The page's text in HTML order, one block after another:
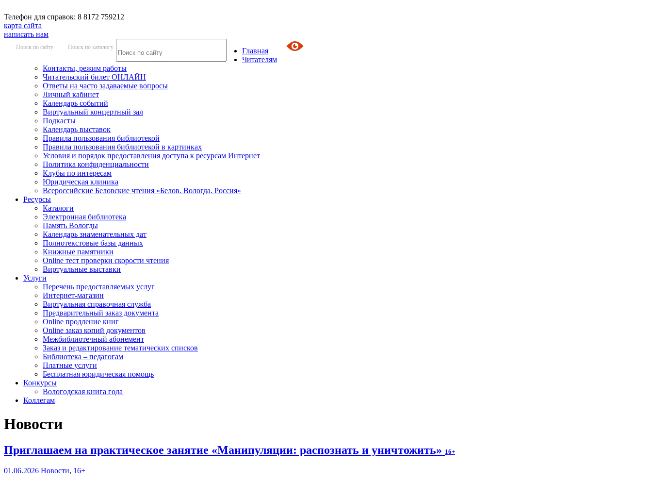
Телефон для справок: 8 8172 759212
карта сайта
написать нам
Поиск по сайту Поиск по каталогу
Главная
Читателям
Контакты, режим работы
Читательский билет ОНЛАЙН
Ответы на часто задаваемые вопросы
Личный кабинет
Календарь событий
Виртуальный концертный зал
Подкасты
Календарь выставок
Правила пользования библиотекой
Правила пользования библиотекой в картинках
Условия и порядок предоставления доступа к ресурсам Интернет
Политика конфиденциальности
Клубы по интересам
Юридическая клиника
Всероссийские Беловские чтения «Белов. Вологда. Россия»
Ресурсы
Каталоги
Электронная библиотека
Память Вологды
Календарь знаменательных дат
Полнотекстовые базы данных
Книжные памятники
Online тест проверки скорости чтения
Виртуальные выставки
Услуги
Перечень предоставляемых услуг
Интернет-магазин
Виртуальная справочная служба
Предварительный заказ документа
Online продление книг
Online заказ копий документов
Межбиблиотечный абонемент
Заказ и редактирование тематических списков
Библиотека – педагогам
Платные услуги
Бесплатная юридическая помощь
Конкурсы
Вологодская книга года
Коллегам
Новости
Приглашаем на практическое занятие «Манипуляции: распознать и уничтожить» 16+
01.06.2026 Новости, 16+